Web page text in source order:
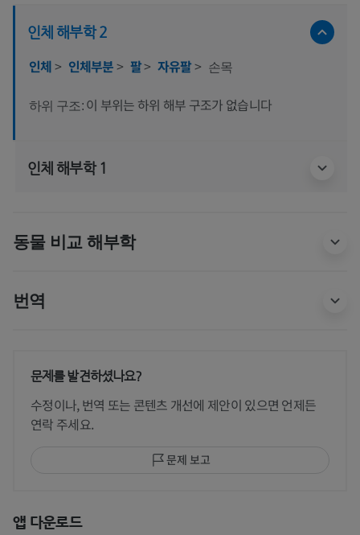
인체 해부학 2
인체> 인체부분> 팔> 자유팔> 손목
하위 구조: 이 부위는 하위 해부 구조가 없습니다
인체 해부학 1
동물 비교 해부학
번역
문제를 발견하셨나요?
수정이나, 번역 또는 콘텐츠 개선에 제안이 있으면 언제든
연락 주세요.
문제 보고
앱 다운로드